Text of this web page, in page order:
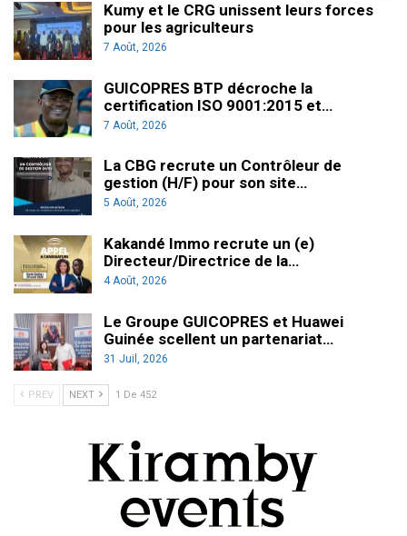
Kumy et le CRG unissent leurs forces
pour les agriculteurs
7 Août, 2026
GUICOPRES BTP décroche la
certification ISO 9001:2015 et…
7 Août, 2026
La CBG recrute un Contrôleur de
gestion (H/F) pour son site…
5 Août, 2026
Kakandé Immo recrute un (e)
Directeur/Directrice de la…
4 Août, 2026
Le Groupe GUICOPRES et Huawei
Guinée scellent un partenariat…
31 Juil, 2026
PREV NEXT 1 De 452